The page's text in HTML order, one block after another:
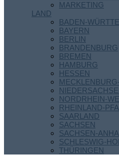
MARKETING
LAND
BADEN-
BAYERN
BERLIN
BRANDENBURG
BREMEN
HAMBURG
HESSEN
NORDRHEIN-
RHEINLAND-
SAARLAND
SACHSEN
SACHSEN-
SCHLESWIG-
THÜRINGEN